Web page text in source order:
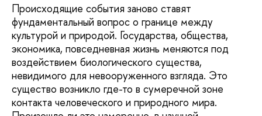
Происходящие события заново ставят
фундаментальный вопрос о границе между
культурой и природой. Государства, общества,
экономика, повседневная жизнь меняются под
воздействием биологического существа,
невидимого для невооруженного взгляда. Это
существо возникло где-то в сумеречной зоне
контакта человеческого и природного мира.